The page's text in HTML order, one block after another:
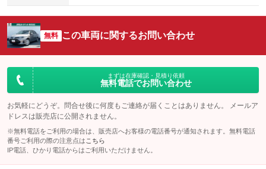
無料 この車両に関するお問い合わせ
まずは在庫確認・見積り依頼
無料電話でお問い合わせ
お気軽にどうぞ。問合せ後に何度もご連絡が届くことはありません。 メールア
ドレスは販売店に公開されません。
※無料電話をご利用の場合は、販売店へお客様の電話番号が通知されます。無料電話
番号ご利用の際の注意点は こちら
IP電話、ひかり電話からはご利用いただけません。